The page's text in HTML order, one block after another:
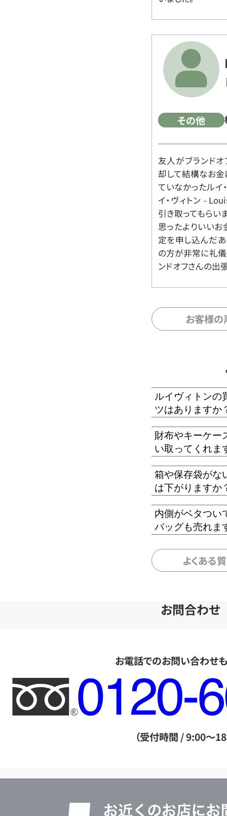
その他
友人がブランド
却して結構なお金
ていなかったルイ
イ・ヴィトン -
引き取ってもらい
思ったよりいいお
定を申し込んだ
の方が非常に礼儀
ンドオフさんの出
お客様
ルイヴィトンの
ツはありますか
財布やキーケー
い取ってくれま
箱や保存袋がな
は下がりますか
内側がベタつい
バッグも売れま
よくある
お問合わせ
お電話でのお問い合わせ
フ
リ
ー
ル
（受付時間 / 9:00～